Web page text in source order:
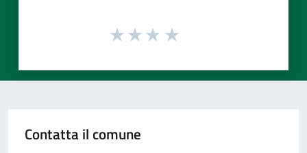
Contatta il comune